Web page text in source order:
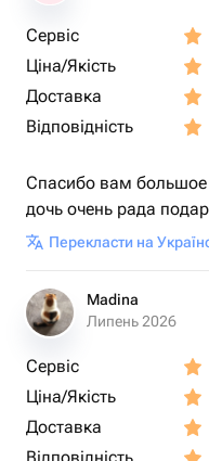
Сервіс
Ціна/Якість
Доставка
Відповідність
Спасибо вам
дочь очень рада
Перекласти на
Madina
Липень 2026
Сервіс
Ціна/Якість
Доставка